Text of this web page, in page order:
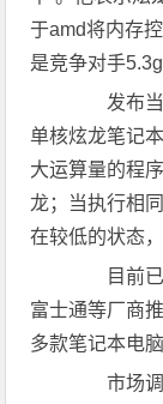
于amd将内存
是竞争对手5.3g
发布当
单核炫龙笔记
大运算量的程
龙；当执行相
在较低的状态
目前已
富士通等厂商
多款笔记本电脑
市场调